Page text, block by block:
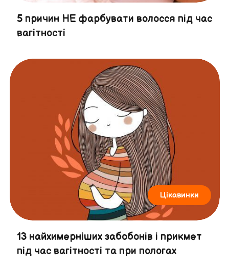
5 причин НЕ фарбувати волосся під час
вагітності
Цікавинки
13 найхимерніших забобонів і прикмет
під час вагітності та при пологах